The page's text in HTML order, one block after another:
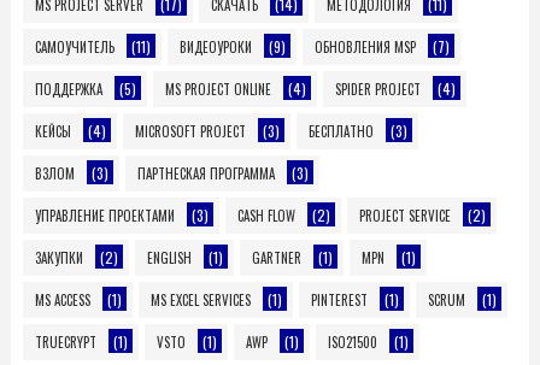
MS PROJECT SERVER СКАЧАТЬ МЕТОДОЛОГИЯ
САМОУЧИТЕЛЬ (11) ВИДЕОУРОКИ (9) ОБНОВЛЕНИЯ MSP (7)
ПОДДЕРЖКА (5) MS PROJECT ONLINE (4) SPIDER PROJECT (4)
КЕЙСЫ (4) MICROSOFT PROJECT (3) БЕСПЛАТНО (3)
ВЗЛОМ (3) ПАРТНЕСКАЯ ПРОГРАММА (3)
УПРАВЛЕНИЕ ПРОЕКТАМИ (3) CASH FLOW (2) PROJECT SERVICE (2)
ЗАКУПКИ (2) ENGLISH (1) GARTNER (1) MPN (1)
MS ACCESS (1) MS EXCEL SERVICES (1) PINTEREST (1) SCRUM (1)
TRUECRYPT (1) VSTO (1) AWP (1) ISO21500 (1)